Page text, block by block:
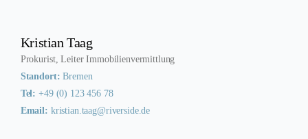
Kristian Taag
Prokurist, Leiter Immobilienvermittlung
Standort: Bremen
Tel: +49 (0) 123 456 78
Email: kristian.taag@riverside.de